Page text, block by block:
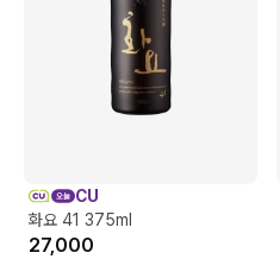
CU
화요 41 375ml
27,000